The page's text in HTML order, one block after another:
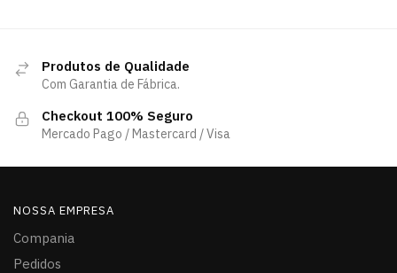
Produtos de Qualidade
Com Garantia de Fábrica.
Checkout 100% Seguro
Mercado Pago / Mastercard / Visa
NOSSA EMPRESA
Compania
Pedidos